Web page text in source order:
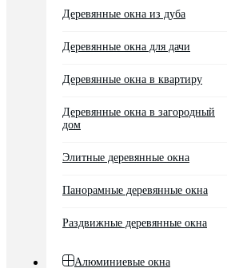
Деревянные окна из дуба
Деревянные окна для дачи
Деревянные окна в квартиру
Деревянные окна в загородный
дом
Элитные деревянные окна
Панорамные деревянные окна
Раздвижные деревянные окна
Алюминиевые окна